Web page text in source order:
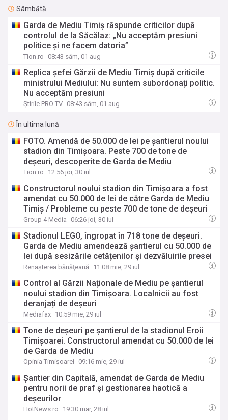
Sâmbătă
Garda de Mediu Timiș răspunde criticilor după
controlul de la Săcălaz: „Nu acceptăm presiuni
politice și ne facem datoria”
Tion.ro 08:43 sâm, 01 aug
Replica șefei Gărzii de Mediu Timiș după criticile
ministrului Mediului: Nu suntem subordonați politic.
Nu acceptăm presiuni
Știrile PRO TV 08:43 sâm, 01 aug
În ultima lună
FOTO. Amendă de 50.000 de lei pe șantierul noului
stadion din Timișoara. Peste 700 de tone de
deșeuri, descoperite de Garda de Mediu
Tion.ro 12:56 joi, 30 iul
Constructorul noului stadion din Timișoara a fost
amendat cu 50.000 de lei de către Garda de Mediu
Timiș / Probleme cu peste 700 de tone de deșeuri
Group 4 Media 06:26 joi, 30 iul
Stadionul LEGO, îngropat în 718 tone de deșeuri.
Garda de Mediu amendează șantierul cu 50.000 de
lei după sesizările cetățenilor și dezvăluirile presei
Renaşterea bănăţeană 11:08 mie, 29 iul
Control al Gărzii Naționale de Mediu pe șantierul
noului stadion din Timișoara. Localnicii au fost
deranjați de deșeuri
Mediafax 10:59 mie, 29 iul
Tone de deșeuri pe șantierul de la stadionul Eroii
Timișoarei. Constructorul amendat cu 50.000 de lei
de Garda de Mediu
Opinia Timișoarei 09:16 mie, 29 iul
Şantier din Capitală, amendat de Garda de Mediu
pentru norii de praf şi gestionarea haotică a
deşeurilor
HotNews.ro 19:30 mar, 28 iul